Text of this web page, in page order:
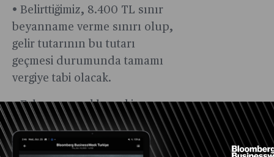
• Belirttiğimiz, 8.400 TL sınır
beyanname verme sınırı olup,
gelir tutarının bu tutarı
geçmesi durumunda tamamı
vergiye tabi olacak.
• Eşler ve çocukların kira
gelirleri ayrı beyanname ile
beyan edilecektir.